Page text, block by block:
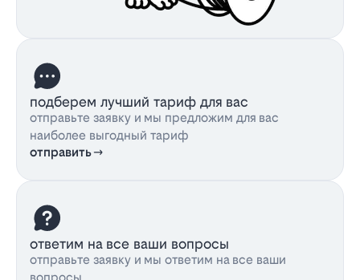
подберем лучший тариф для вас
отправьте заявку и мы предложим для вас
наиболее выгодный тариф
отправить
ответим на все ваши вопросы
отправьте заявку и мы ответим на все ваши